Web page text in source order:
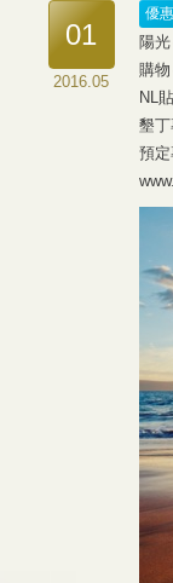
01
2016.05
優
陽
購
NL
墾
預